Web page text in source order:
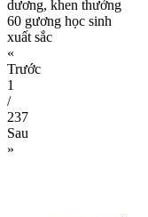
dương, khen thưởng
60 gương học sinh
xuất sắc
«
Trước
1
/
237
Sau
»